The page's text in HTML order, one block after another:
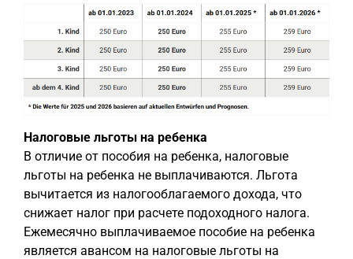
Налоговые льготы на ребенка
В отличие от пособия на ребенка, налоговые
льготы на ребенка не выплачиваются. Льгота
вычитается из налогооблагаемого дохода, что
снижает налог при расчете подоходного налога.
Ежемесячно выплачиваемое пособие на ребенка
является авансом на налоговые льготы на